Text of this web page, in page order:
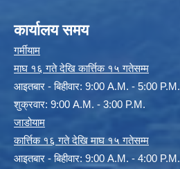
कार्यालय समय
गर्मीयाम
माघ १६ गते देखि कार्त्तिक १५ गतेसम्म
आइतबार - बिहीवार: 9:00 A.M. - 5:00 P.M.
शुक्रवार: 9:00 A.M. - 3:00 P.M.
जाडोयाम
कार्त्तिक १६ गते देखि माघ १५ गतेसम्म
आइतबार - बिहीवार: 9:00 A.M. - 4:00 P.M.